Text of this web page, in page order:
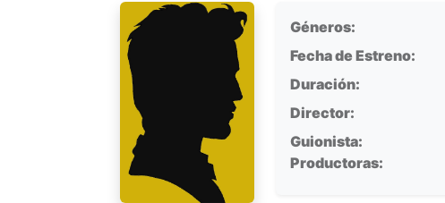
Ficha técnica Géneros:
Fecha de Estreno:
Duración:
Director:
Guionista:
Productoras: